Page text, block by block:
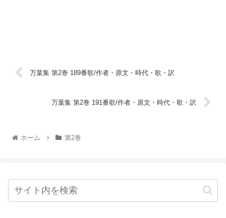
万葉集 第2巻 189番歌/作者・原文・時代・歌・訳
万葉集 第2巻 191番歌/作者・原文・時代・歌・訳
ホーム 第2巻